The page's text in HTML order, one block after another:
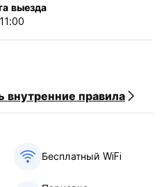
является идеальным
так и для
индивидуальное
выезда
внутренние правила
Бесплатный WiFi